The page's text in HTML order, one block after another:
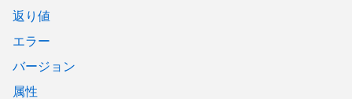
返り値
エラー
バージョン
属性